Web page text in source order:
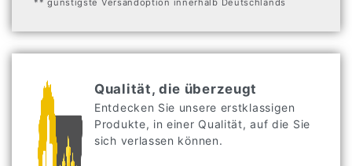
** günstigste Versandoption innerhalb Deutschlands
Qualität, die überzeugt
Entdecken Sie unsere erstklassigen
Produkte, in einer Qualität, auf die Sie
sich verlassen können.